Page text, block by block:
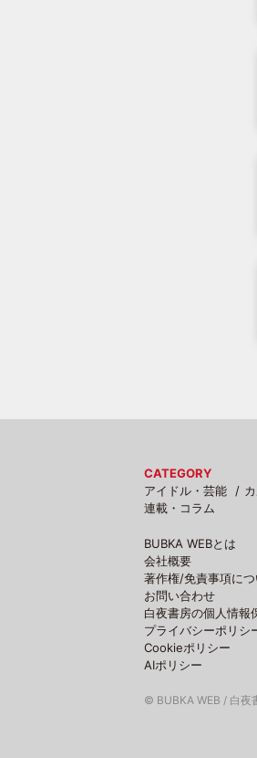
CATEGORY
アイドル・芸能
連載・コラム
BUBKA WEBとは
会社概要
著作権/免責事項に
お問い合わせ
白夜書房の個人情報
プライバシーポリシ
Cookieポリシー
AIポリシー
© BUBKA WEB / 白夜